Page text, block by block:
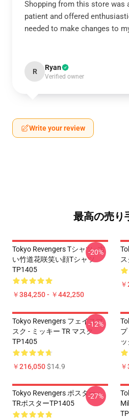
Shopping from this store was
patient and offered
needed to make changes to
R Ryan
Verified owner
Write your review
最高の売り
Tokyo Revengers Tシャツ - 古
い竹道花咲笑い顔Tシャツ
TP1405
￥384,250 - ￥442,250
-20%
Tokyo Revengers フェイスマ
スク - ミッキー TR マスク
TP1405
￥216,050$14.9
-12%
Tokyo Revengers ポスター -
TRポスターTP1405
-27%